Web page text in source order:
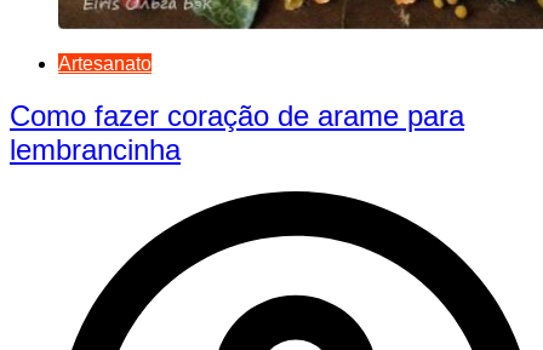
Artesanato
Como fazer coração de arame para
lembrancinha